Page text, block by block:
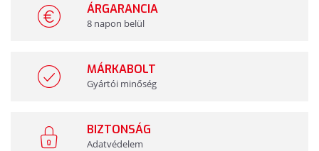
ÁRGARANCIA
8 napon belül
MÁRKABOLT
Gyártói minőség
BIZTONSÁG
Adatvédelem